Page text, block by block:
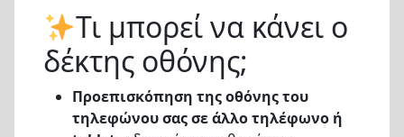
Τι μπορεί να κάνει ο
δέκτης οθόνης;
Προεπισκόπηση της οθόνης του
τηλεφώνου σας σε άλλο τηλέφωνο ή